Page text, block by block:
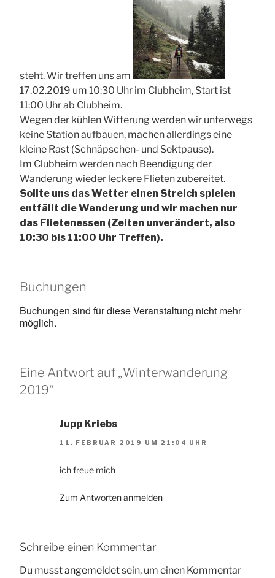
steht. Wir treffen uns am
17.02.2019 um 10:30 Uhr im Clubheim, Start ist
11:00 Uhr ab Clubheim.
Wegen der kühlen Witterung werden wir unterwegs
keine Station aufbauen, machen allerdings eine
kleine Rast (Schnäpschen- und Sektpause).
Im Clubheim werden nach Beendigung der
Wanderung wieder leckere Flieten zubereitet.
Sollte uns das Wetter einen Streich spielen
entfällt die Wanderung und wir machen nur
das Flietenessen (Zeiten unverändert, also
10:30 bis 11:00 Uhr Treffen).
Buchungen
Buchungen sind für diese Veranstaltung nicht mehr
möglich.
Eine Antwort auf „Winterwanderung
2019“
Jupp Kriebs
11. FEBRUAR 2019 UM 21:04 UHR
ich freue mich
Zum Antworten anmelden
Schreibe einen Kommentar
Du musstangemeldetsein, um einen Kommentar